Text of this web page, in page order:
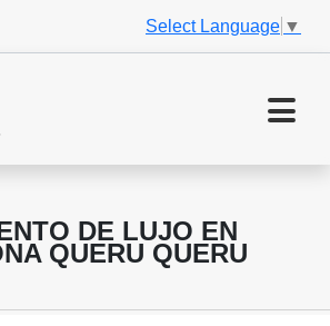
Select Language ▼
DE LUJO EN
QUERU QUERU